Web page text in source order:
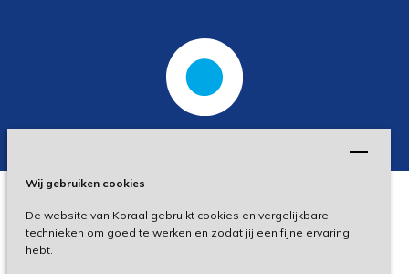
Wij gebruiken cookies
De website van Koraal gebruikt cookies en vergelijkbare
technieken om goed te werken en zodat jij een fijne ervaring
hebt.
Privacy